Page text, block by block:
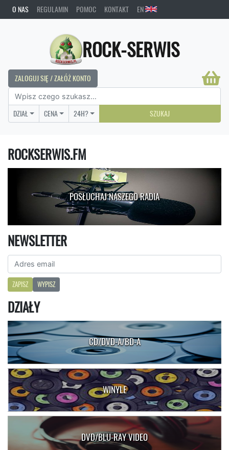
O NAS REGULAMIN POMOC KONTAKT EN
ROCK-SERWIS
ZALOGUJ SIĘ / ZAŁÓŻ KONTO
DZIAŁ CENA 24H? SZUKAJ
ROCKSERWIS.FM
POSŁUCHAJ NASZEGO RADIA
NEWSLETTER
ZAPISZ WYPISZ
DZIAŁY
CD/DVD-A/BD-A
WINYLE
DVD/BLU-RAY VIDEO